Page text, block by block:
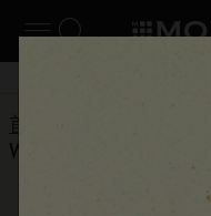
切換導航
搜尋網站
購物滿 港幣
單
What are Moleskine